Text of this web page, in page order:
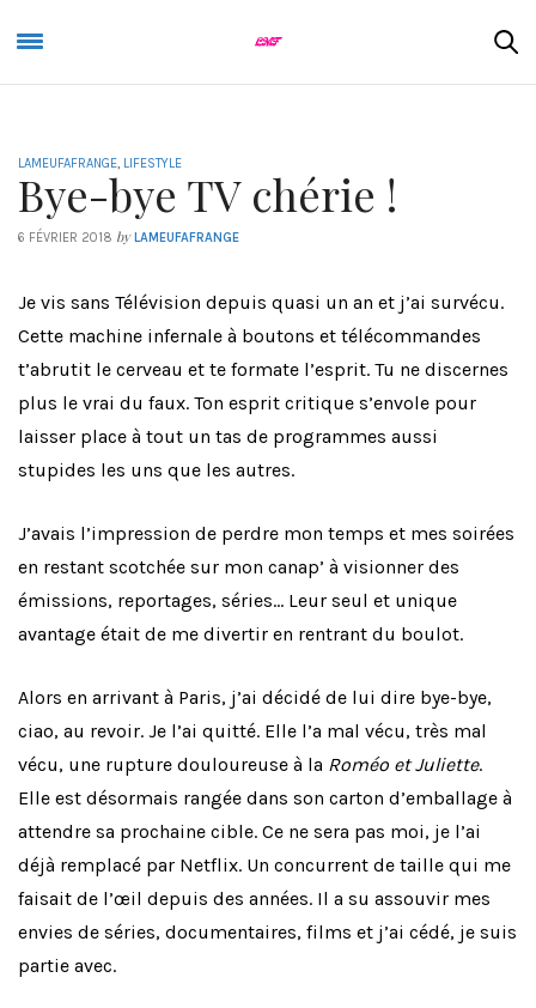
LAMEUFAFRANGE, LIFESTYLE
Bye-bye TV chérie !
6 FÉVRIER 2018 by LAMEUFAFRANGE
Je vis sans Télévision depuis quasi un an et j’ai survécu.
Cette machine infernale à boutons et télécommandes
t’abrutit le cerveau et te formate l’esprit. Tu ne discernes
plus le vrai du faux. Ton esprit critique s’envole pour
laisser place à tout un tas de programmes aussi
stupides les uns que les autres.
J’avais l’impression de perdre mon temps et mes soirées
en restant scotchée sur mon canap’ à visionner des
émissions, reportages, séries… Leur seul et unique
avantage était de me divertir en rentrant du boulot.
Alors en arrivant à Paris, j’ai décidé de lui dire bye-bye,
ciao, au revoir. Je l’ai quitté. Elle l’a mal vécu, très mal
vécu, une rupture douloureuse à la Roméo et Juliette.
Elle est désormais rangée dans son carton d’emballage à
attendre sa prochaine cible. Ce ne sera pas moi, je l’ai
déjà remplacé par Netflix. Un concurrent de taille qui me
faisait de l’œil depuis des années. Il a su assouvir mes
envies de séries, documentaires, films et j’ai cédé, je suis
partie avec.